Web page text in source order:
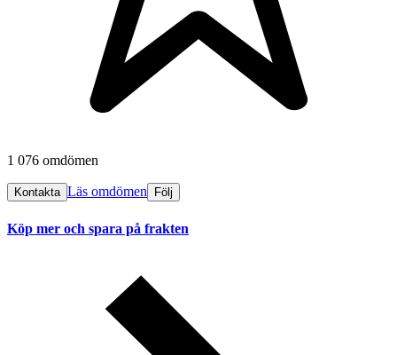
1 076 omdömen
Kontakta Läs omdömen Följ
Köp mer och spara på frakten